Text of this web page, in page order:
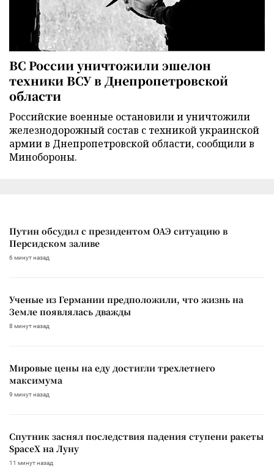
ВС России уничтожили эшелон
техники ВСУ в Днепропетровской
области
Российские военные остановили и уничтожили
железнодорожный состав с техникой украинской
армии в Днепропетровской области, сообщили в
Минобороны.
Путин обсудил с президентом ОАЭ ситуацию в
Персидском заливе
6 минут назад
Ученые из Германии предположили, что жизнь на
Земле появлялась дважды
8 минут назад
Мировые цены на еду достигли трехлетнего
максимума
9 минут назад
Спутник заснял последствия падения ступени ракеты
SpaceX на Луну
11 минут назад